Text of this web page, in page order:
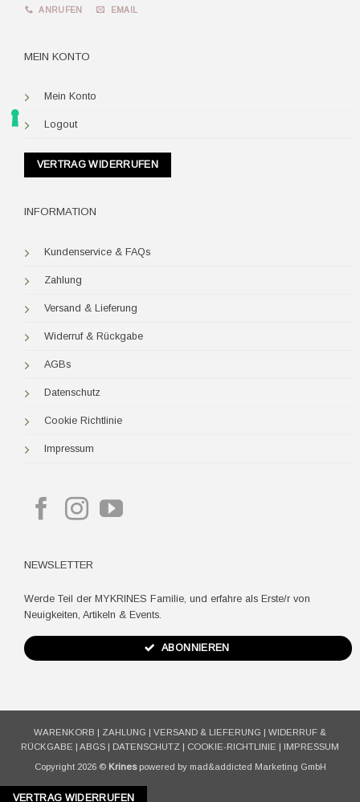
ANRUFEN EMAIL
MEIN KONTO
Mein Konto
Logout
VERTRAG WIDERRUFEN
INFORMATION
Kundenservice & FAQs
Zahlung
Versand & Lieferung
Widerruf & Rückgabe
AGBs
Datenschutz
Cookie Richtlinie
Impressum
NEWSLETTER
Werde Teil der MYKRINES Familie, und erfahre als Erste/r von
Neuigkeiten, Artikeln & Events.
ABONNIEREN
WARENKORB | ZAHLUNG | VERSAND & LIEFERUNG | WIDERRUF &
RÜCKGABE | ABGS | DATENSCHUTZ | COOKIE-RICHTLINIE | IMPRESSUM
Copyright 2026 © Krinespowered by mad&addicted Marketing GmbH
VERTRAG WIDERRUFEN